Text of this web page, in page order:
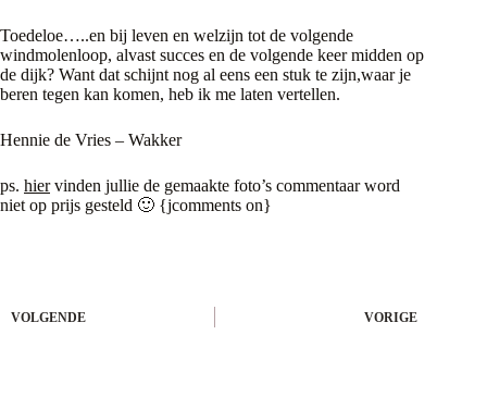
Toedeloe…..en bij leven en welzijn tot de volgende
windmolenloop, alvast succes en de volgende keer midden op
de dijk? Want dat schijnt nog al eens een stuk te zijn,waar je
beren tegen kan komen, heb ik me laten vertellen.
Hennie de Vries – Wakker
ps. hiervinden jullie de gemaakte foto’s commentaar word
niet op prijs gesteld 🙂 {jcomments on}
VORIGE
VOLGENDE